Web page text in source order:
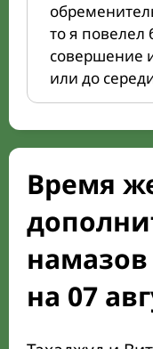
то я повелел
совершение
или до
Время
на 07